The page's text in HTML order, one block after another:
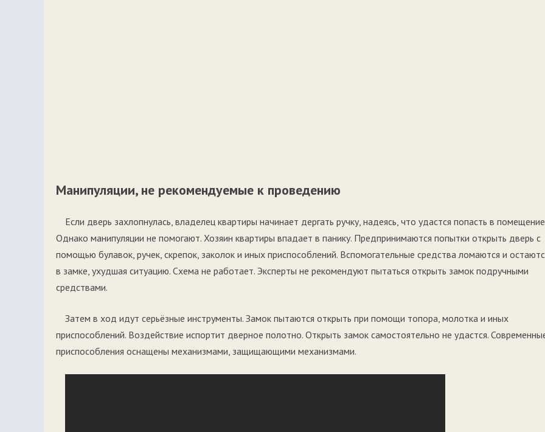
Манипуляции, не рекомендуемые к проведению
Если дверь захлопнулась, владелец квартиры начинает дергать ручку, надеясь, что удастся попасть в
Однако манипуляции не помогают. Хозяин квартиры впадает в панику. Предпринимаются попытки открыть дверь с
помощью булавок, ручек, скрепок, заколок и иных приспособлений. Вспомогательные средства ломаются и
в замке, ухудшая ситуацию. Схема не работает. Эксперты не рекомендуют пытаться открыть замок подручными
средствами.
Затем в ход идут серьёзные инструменты. Замок пытаются открыть при помощи топора, молотка и иных
приспособлений. Воздействие испортит дверное полотно. Открыть замок самостоятельно не удастся.
приспособления оснащены механизмами, защищающими механизмами.